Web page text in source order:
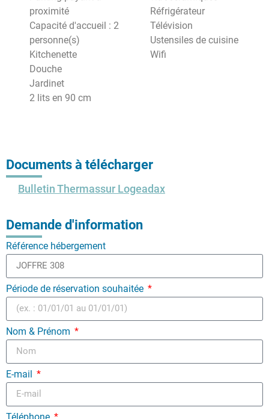
proximité
Capacité d'accueil : 2
personne(s)
Kitchenette
Douche
Jardinet
2 lits en 90 cm
Réfrigérateur
Télévision
Ustensiles de cuisine
Wifi
Documents à télécharger
Bulletin Thermassur Logeadax
Demande d'information
Référence hébergement
Période de réservation souhaitée
Nom & Prénom
E-mail
Téléphone